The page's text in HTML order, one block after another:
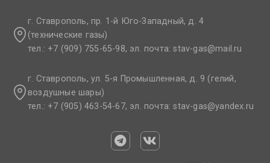
г. Ставрополь, пр. 1-й Юго-Западный, д. 4
(технические газы)
тел.: +7 (909) 755-65-98, эл. почта: stav-gas@mail.ru​
г. Ставрополь, ул. 5-я Промышленная, д. 9 (гелий,
воздушные шары)
тел.: +7 (905) 463-54-67, эл. почта: stav-gas@yandex.ru​